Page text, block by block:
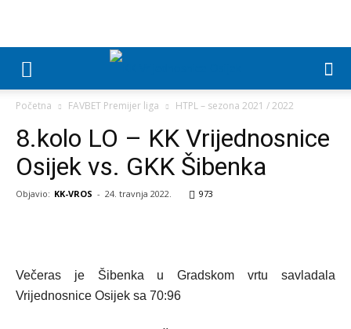
Početna FAVBET Premijer liga HTPL – sezona 2021 / 2022
8.kolo LO – KK Vrijednosnice
Osijek vs. GKK Šibenka
Objavio: KK-VROS - 24. travnja 2022. 973
Večeras je Šibenka u Gradskom vrtu savladala
Vrijednosnice Osijek sa 70:96